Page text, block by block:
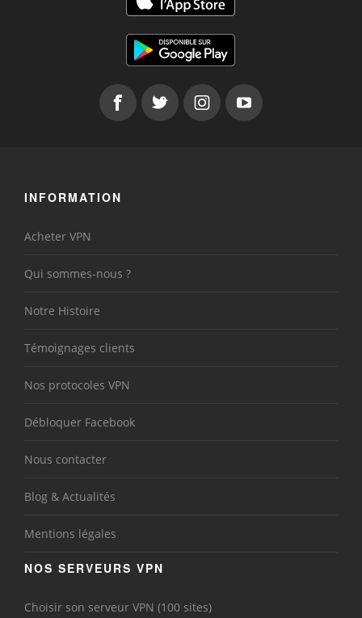
INFORMATION
Acheter VPN
Qui sommes-nous ?
Notre Histoire
Témoignages clients
Nos protocoles VPN
Débloquer Facebook
Nous contacter
Blog & Actualités
Mentions légales
NOS SERVEURS VPN
Choisir son serveur VPN (100 sites)